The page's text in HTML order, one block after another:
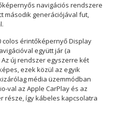
navigációs rendszere
második generációjával fut,
colos érintőképernyő Display
együtt jár (a
új rendszer egyszerre két
ezek közül az egyik
média üzemmódban
val az Apple CarPlay és az
része, így kábeles kapcsolatra